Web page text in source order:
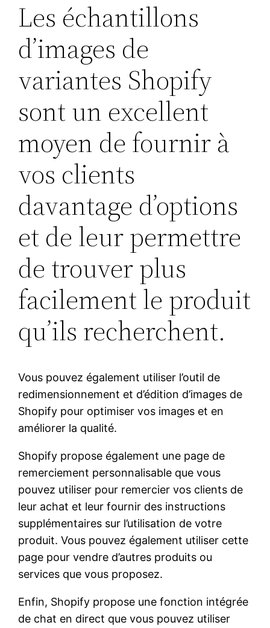
Les échantillons
d’images de
variantes Shopify
sont un excellent
moyen de fournir à
vos clients
davantage d’options
et de leur permettre
de trouver plus
facilement le produit
qu’ils recherchent.
Vous pouvez également utiliser l’outil de
redimensionnement et d’édition d’images de
Shopify pour optimiser vos images et en
améliorer la qualité.
Shopify propose également une page de
remerciement personnalisable que vous
pouvez utiliser pour remercier vos clients de
leur achat et leur fournir des instructions
supplémentaires sur l’utilisation de votre
produit. Vous pouvez également utiliser cette
page pour vendre d’autres produits ou
services que vous proposez.
Enfin, Shopify propose une fonction intégrée
de chat en direct que vous pouvez utiliser